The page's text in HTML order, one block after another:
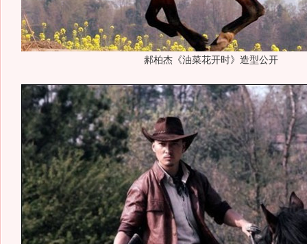
郝柏杰《油菜花开时》造型公开